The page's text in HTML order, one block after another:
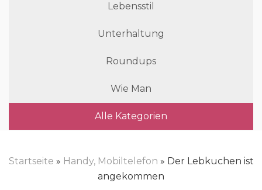
Lebensstil
Unterhaltung
Roundups
Wie Man
Alle Kategorien
Startseite » Handy, Mobiltelefon » Der Lebkuchen ist
angekommen